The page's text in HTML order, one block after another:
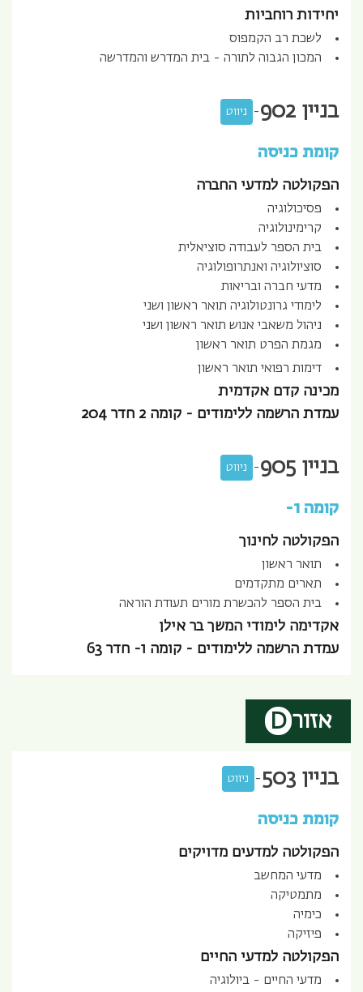
יחידות רוחביות
לשכת רב הקמפוס
המכון הגבוה לתורה - בית המדרש והמדרשה
בניין 902
- ניווט
קומת כניסה
הפקולטה למדעי החברה
פסיכולוגיה
קרימינולוגיה
בית הספר לעבודה סוציאלית
סוציולוגיה ואנתרופולוגיה
מדעי חברה ובריאות
לימודי גרונטולוגיה תואר ראשון ושני
ניהול משאבי אנוש תואר ראשון ושני
מגמת הפרט תואר ראשון
דימות רפואי תואר ראשון
מכינה קדם אקדמית
עמדת הרשמה ללימודים - קומה 2 חדר 204
בניין 905
- ניווט
קומה 1-
הפקולטה לחינוך
תואר ראשון
תארים מתקדמים
בית הספר להכשרת מורים תעודת הוראה
אקדימה לימודי המשך בר אילן
עמדת הרשמה ללימודים - קומה 1- חדר 63
אזור D
בניין 503
- ניווט
קומת כניסה
הפקולטה למדעים מדויקים
מדעי המחשב
מתמטיקה
כימיה
פיזיקה
הפקולטה למדעי החיים
מדעי החיים - ביולוגיה